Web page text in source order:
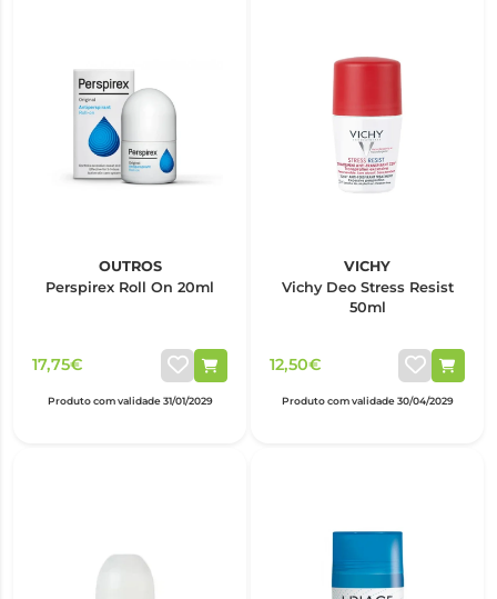
OUTROS
Perspirex Roll On 20ml
17,75€
Produto com validade 31/01/2029
VICHY
Vichy Deo Stress Resist
50ml
12,50€
Produto com validade 30/04/2029